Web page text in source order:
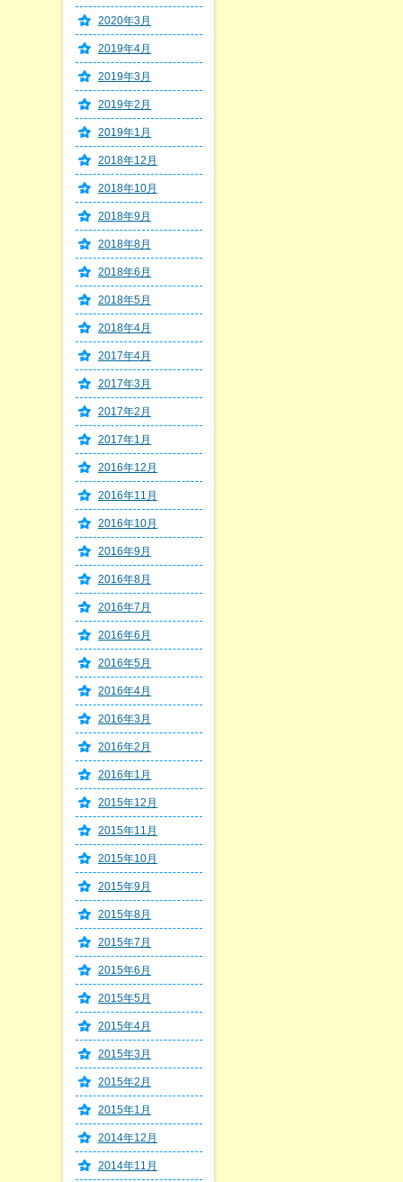
2020年3月
2019年4月
2019年3月
2019年2月
2019年1月
2018年12月
2018年10月
2018年9月
2018年8月
2018年6月
2018年5月
2018年4月
2017年4月
2017年3月
2017年2月
2017年1月
2016年12月
2016年11月
2016年10月
2016年9月
2016年8月
2016年7月
2016年6月
2016年5月
2016年4月
2016年3月
2016年2月
2016年1月
2015年12月
2015年11月
2015年10月
2015年9月
2015年8月
2015年7月
2015年6月
2015年5月
2015年4月
2015年3月
2015年2月
2015年1月
2014年12月
2014年11月